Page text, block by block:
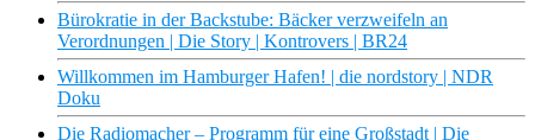
Bürokratie in der Backstube: Bäcker verzweifeln an
Verordnungen | Die Story | Kontrovers | BR24
Willkommen im Hamburger Hafen! | die nordstory | NDR
Doku
Die Radiomacher – Programm für eine Großstadt | Die